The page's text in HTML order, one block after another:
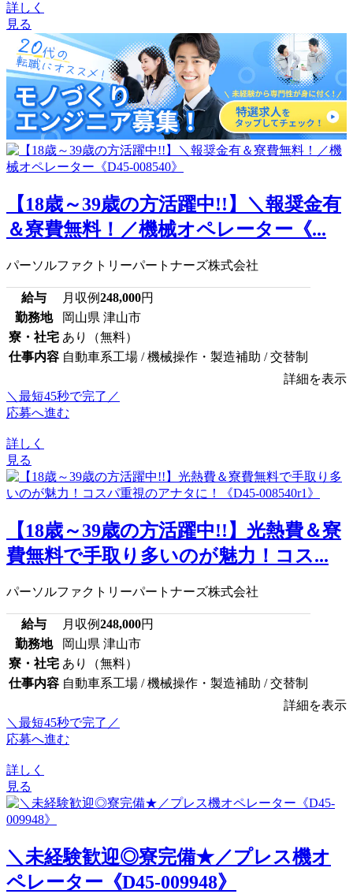
詳しく
見る
【18歳～39歳の方活躍中!!】＼報奨金有
＆寮費無料！／機械オペレーター《...
パーソルファクトリーパートナーズ株式会社
給与 月収例248,000円
勤務地
岡山県 津山市
寮・社宅 あり（無料）
仕事内容 自動車系工場 / 機械操作・製造補助 / 交替制
詳細を表示
＼最短45秒で完了／
応募へ進む
詳しく
見る
【18歳～39歳の方活躍中!!】光熱費＆寮
費無料で手取り多いのが魅力！コス...
パーソルファクトリーパートナーズ株式会社
給与 月収例248,000円
勤務地
岡山県 津山市
寮・社宅 あり（無料）
仕事内容 自動車系工場 / 機械操作・製造補助 / 交替制
詳細を表示
＼最短45秒で完了／
応募へ進む
詳しく
見る
＼未経験歓迎◎寮完備★／プレス機オ
ペレーター《D45-009948》